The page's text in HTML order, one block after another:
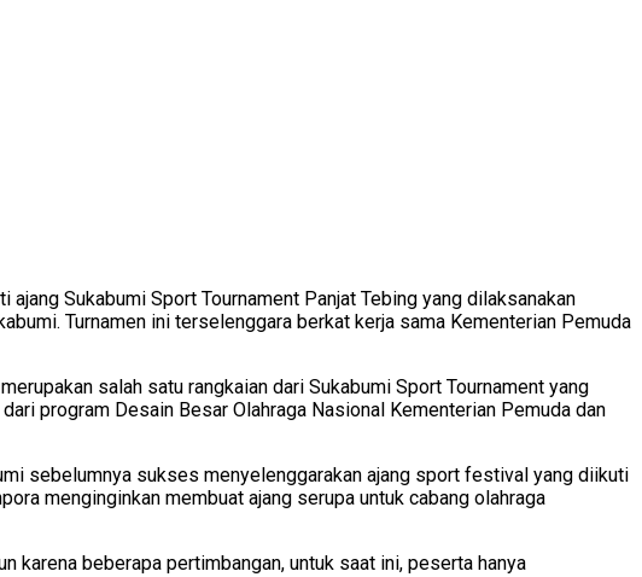
Sukabumi Sport Tournament Panjat Tebing yang dilaksanakan
Turnamen ini terselenggara berkat kerja sama Kementerian Pemuda
salah satu rangkaian dari Sukabumi Sport Tournament yang
program Desain Besar Olahraga Nasional Kementerian Pemuda dan
sebelumnya sukses menyelenggarakan ajang sport festival yang diikuti
menginginkan membuat ajang serupa untuk cabang olahraga
karena beberapa pertimbangan, untuk saat ini, peserta hanya